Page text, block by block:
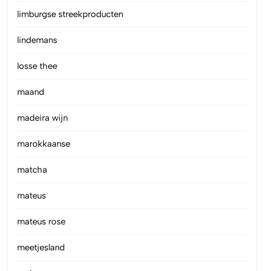
limburgse streekproducten
lindemans
losse thee
maand
madeira wijn
marokkaanse
matcha
mateus
mateus rose
meetjesland